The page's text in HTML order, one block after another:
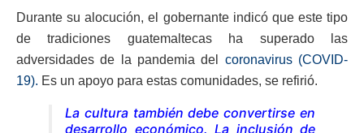
Durante su alocución, el gobernante indicó que este tipo
de tradiciones guatemaltecas ha superado las
adversidades de la pandemia del coronavirus (COVID-
19). Es un apoyo para estas comunidades, se refirió.
La cultura también debe convertirse en
desarrollo económico. La inclusión de